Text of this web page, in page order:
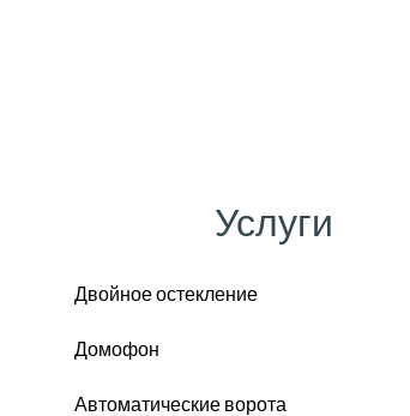
Услуги
Двойное остекление
Домофон
Автоматические ворота